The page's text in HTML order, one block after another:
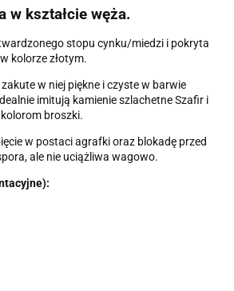
w kształcie węża.
stopu cynku/miedzi i pokryta
kolorze złotym.
w niej piękne i czyste w barwie
imitują kamienie szlachetne Szafir i
broszki.
w postaci agrafki oraz blokadę przed
ale nie uciążliwa wagowo.